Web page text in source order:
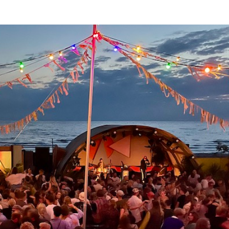
een drooggevallen zandplaat. Via een loopplank kun je van
van alles over het rijke bodemleven. Genoeg te zien en een hele
Speedy
naar de zeehonden in deze high speed RIB speedboot. In het
ondiepe water om dichtbij de wilde zeehonden te komen, zonder
de zeehondentocht met Het Sop naar een onbewoond,
of uitrusten op het strand. Omdat het geen groot schip is,